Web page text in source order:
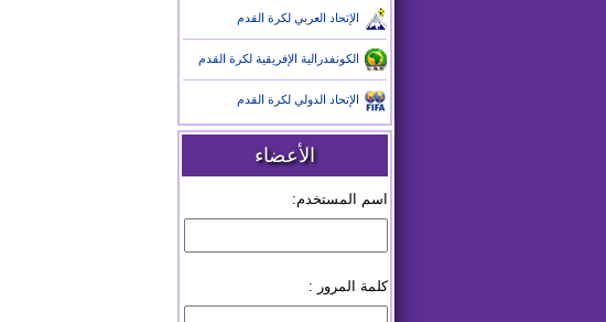
الإتحاد العربي لكرة القدم
الكونفدرالية الإفريقية لكرة القدم
الإتحاد الدولي لكرة القدم
الأعضاء
اسم المستخدم:
كلمة المرور :